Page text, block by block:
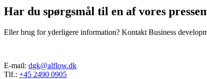
Har du spørgsmål til en af vores
Eller brug for yderligere information? Kontakt Business
E-mail: dgk@alflow.dk
Tlf.: +45 2490 0905